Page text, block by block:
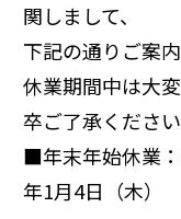
関しまして、
下記の通りご案内
休業期間中は大
卒ご了承くださ
■年末年始休業
年1月4日（木）